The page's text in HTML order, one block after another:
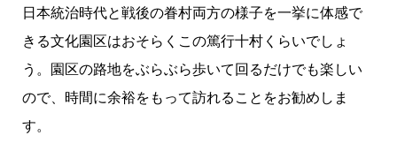
日本統治時代と戦後の眷村両方の様子を一挙に体感で
きる文化園区はおそらくこの篤行十村くらいでしょ
う。園区の路地をぶらぶら歩いて回るだけでも楽しい
ので、時間に余裕をもって訪れることをお勧めしま
す。